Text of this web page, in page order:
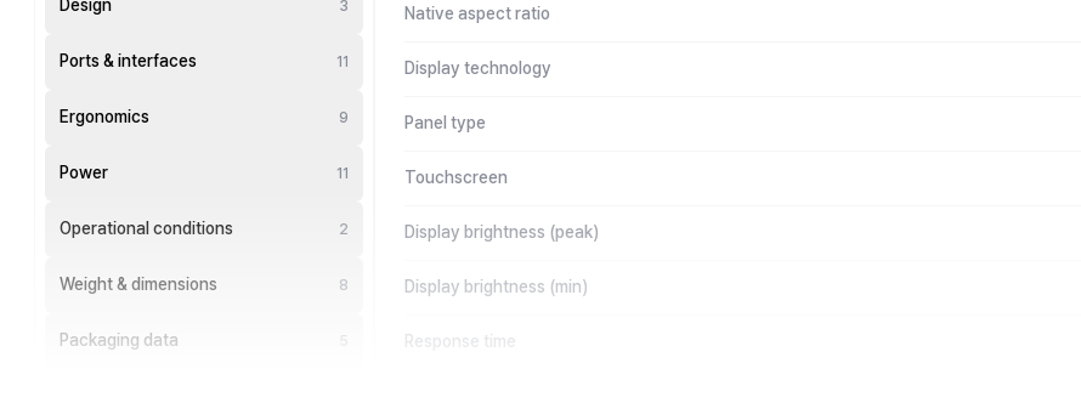
Design 3
Ports & interfaces 11
Ergonomics 9
Power 11
Operational conditions 2
Weight & dimensions 8
Packaging data 5
Native aspect ratio
Display technology
Panel type
Touchscreen
Display brightness (peak)
Display brightness (min)
Response time